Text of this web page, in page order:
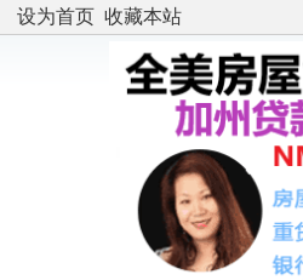
设为首页 收藏本站